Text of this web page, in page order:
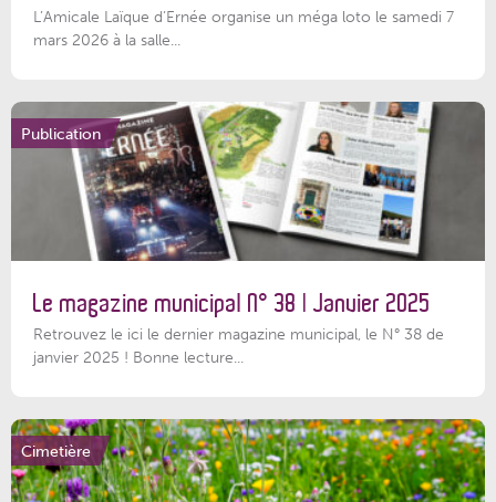
L’Amicale Laïque d’Ernée organise un méga loto le samedi 7
mars 2026 à la salle...
Publication
Le magazine municipal N° 38 | Janvier 2025
Retrouvez le ici le dernier magazine municipal, le N° 38 de
janvier 2025 ! Bonne lecture...
Cimetière